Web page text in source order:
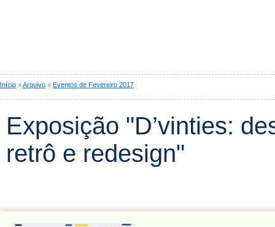
Início »Arquivo » Eventos de Fevereiro 2017
Exposição "D’vinties:
retrô e redesign"